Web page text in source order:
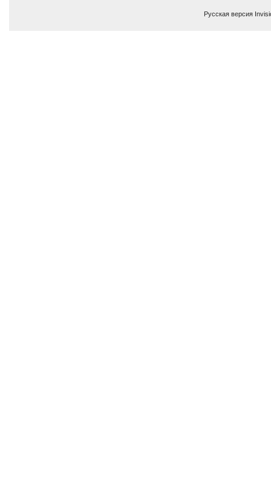
Русская версия